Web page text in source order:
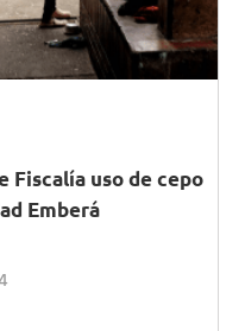
uso de cepo
Emberá